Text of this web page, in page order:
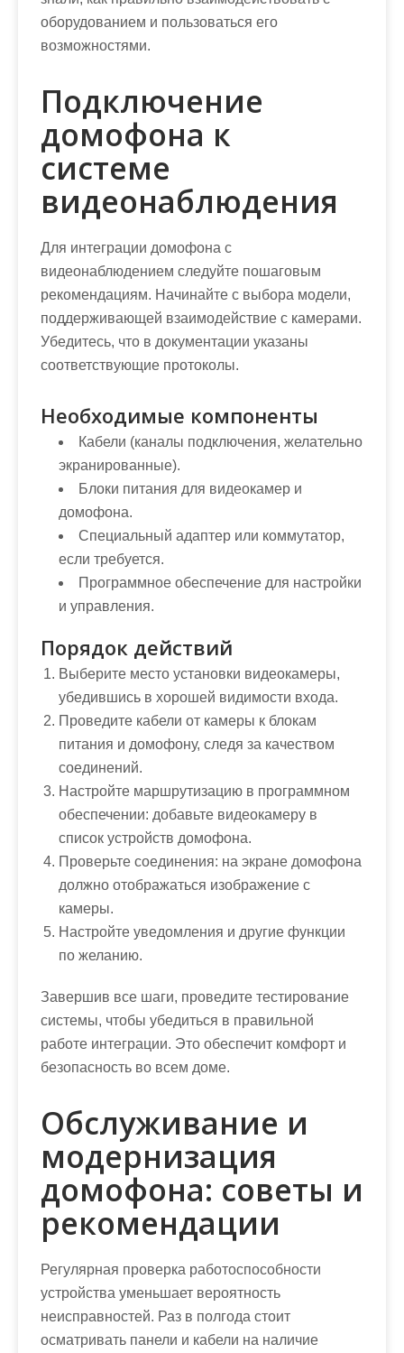
оборудованием и пользоваться его
возможностями.
Подключение
домофона к
системе
видеонаблюдения
Для интеграции домофона с
видеонаблюдением следуйте пошаговым
рекомендациям. Начинайте с выбора модели,
поддерживающей взаимодействие с камерами.
Убедитесь, что в документации указаны
соответствующие протоколы.
Необходимые компоненты
Кабели (каналы подключения, желательно
экранированные).
Блоки питания для видеокамер и
домофона.
Специальный адаптер или коммутатор,
если требуется.
Программное обеспечение для настройки
и управления.
Порядок действий
Выберите место установки видеокамеры,
убедившись в хорошей видимости входа.
Проведите кабели от камеры к блокам
питания и домофону, следя за качеством
соединений.
Настройте маршрутизацию в программном
обеспечении: добавьте видеокамеру в
список устройств домофона.
Проверьте соединения: на экране домофона
должно отображаться изображение с
камеры.
Настройте уведомления и другие функции
по желанию.
Завершив все шаги, проведите тестирование
системы, чтобы убедиться в правильной
работе интеграции. Это обеспечит комфорт и
безопасность во всем доме.
Обслуживание и
модернизация
домофона: советы и
рекомендации
Регулярная проверка работоспособности
устройства уменьшает вероятность
неисправностей. Раз в полгода стоит
осматривать панели и кабели на наличие